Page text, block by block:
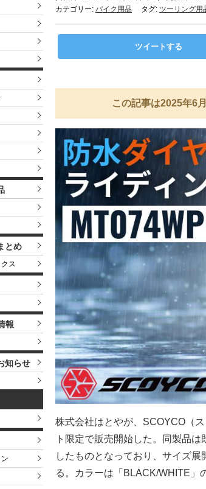
とめ
ス
報
知らせ
カテゴリー: バイク用品 タグ: ツーリング用
ツイートする
この記事は2025年6
株式会社はとやが、SCOYCO（
ト限定で販売開始した。同製品
したものとなっており、サイズ
る。カラーは「BLACK/WHITE」